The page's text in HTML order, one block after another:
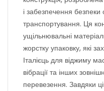
і забезпечення
транспортування. Ця
ущільнювальні
жорстку упаковку, які
Італієць для віджиму
вібрації та інших
перевезення. Завдяки